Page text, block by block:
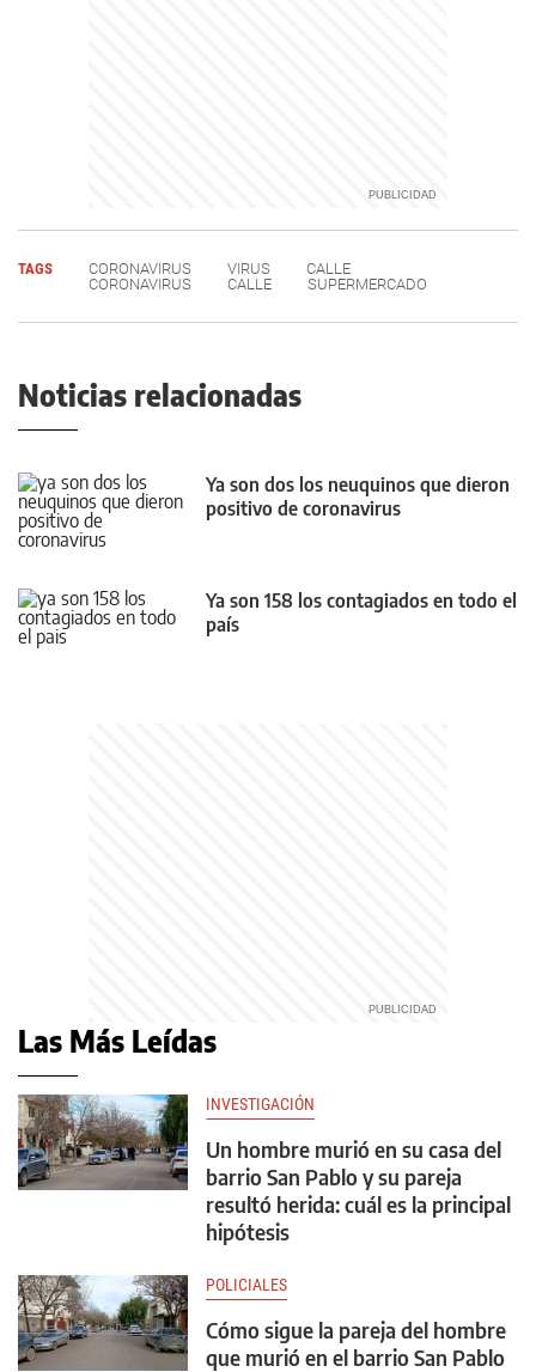
TAGS CORONAVIRUS VIRUS
CALLE
CORONAVIRUS
CALLE SUPERMERCADO
Noticias relacionadas
Ya son dos los neuquinos que dieron
positivo de coronavirus
Ya son 158 los contagiados en todo el
país
Las Más Leídas
INVESTIGACIÓN
Un hombre murió en su casa del
barrio San Pablo y su pareja
resultó herida: cuál es la principal
hipótesis
POLICIALES
Cómo sigue la pareja del hombre
que murió en el barrio San Pablo